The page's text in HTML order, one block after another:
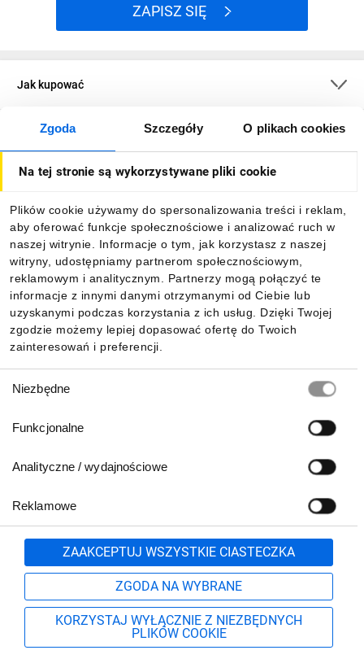
Zgoda Szczegóły O plikach cookies
Na tej stronie są wykorzystywane pliki cookie
Plików cookie używamy do spersonalizowania treści i reklam,
aby oferować funkcje społecznościowe i analizować ruch w
naszej witrynie. Informacje o tym, jak korzystasz z naszej
witryny, udostępniamy partnerom społecznościowym,
reklamowym i analitycznym. Partnerzy mogą połączyć te
informacje z innymi danymi otrzymanymi od Ciebie lub
uzyskanymi podczas korzystania z ich usług. Dzięki Twojej
zgodzie możemy lepiej dopasować ofertę do Twoich
zainteresowań i preferencji.
zgody
Niezbędne
Funkcjonalne
Analityczne / wydajnościowe
Reklamowe
ZAAKCEPTUJ WSZYSTKIE CIASTECZKA
ZGODA NA WYBRANE
KORZYSTAJ WYŁĄCZNIE Z NIEZBĘDNYCH
PLIKÓW COOKIE
ZAPISZ SIĘ
Jak kupować
O firmie
Informacje
Pobierz naszą aplikację mobilną:
801 500 700 lub
71 37 61 600
Formularz kontaktowy